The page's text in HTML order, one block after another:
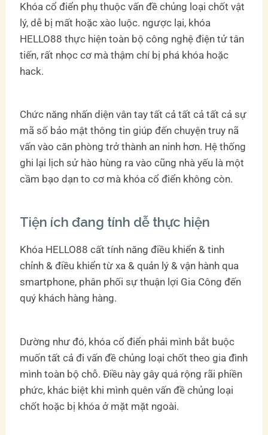
Khóa cổ điển phụ thuộc vấn đề chủng loại chốt vật
lý, dễ bị mất hoặc xào luộc. ngược lại, khóa
HELLO88 thực hiện toàn bộ công nghệ điện tử tân
tiến, rất nhọc cơ mà thậm chí bị phá khóa hoặc
hack.
Chức năng nhấn diện vân tay tất cả tất cả tất cả sự
mã số bảo mật thông tin giúp đến chuyện truy nã
vấn vào căn phòng trở thành an ninh hơn. Hệ thống
ghi lại lịch sử hào hùng ra vào cũng nhà yếu là một
cầm bạo dạn to cơ mà khóa cổ điển không còn.
Tiện ích đang tính dễ thực hiện
Khóa HELLO88 cất tính năng điều khiển & tinh
chỉnh & điều khiển từ xa & quản lý & vận hành qua
smartphone, phân phối sự thuận lợi Gia Công đến
quý khách hàng hàng.
Dường như đó, khóa cổ điển phải mình bắt buộc
muốn tất cả đi vấn đề chủng loại chốt theo gia đình
mình toàn bộ chỗ. Điều này gây quá rộng rãi phiền
phức, khác biệt khi mình quên vấn đề chủng loại
chốt hoặc bị khóa ở mặt mặt ngoài.